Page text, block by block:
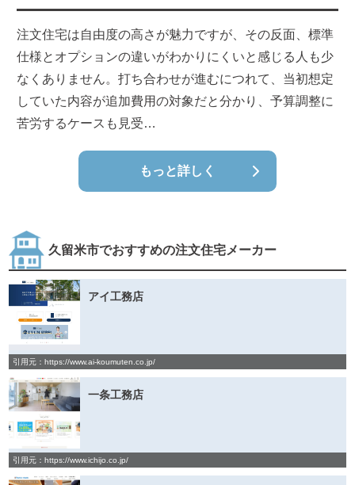
注文住宅は自由度の高さが魅力ですが、その反面、標準
仕様とオプションの違いがわかりにくいと感じる人も少
なくありません。打ち合わせが進むにつれて、当初想定
していた内容が追加費用の対象だと分かり、予算調整に
苦労するケースも見受…
もっと詳しく
久留米市でおすすめの注文住宅メーカー
アイ工務店
引用元：https://www.ai-koumuten.co.jp/
一条工務店
引用元：https://www.ichijo.co.jp/